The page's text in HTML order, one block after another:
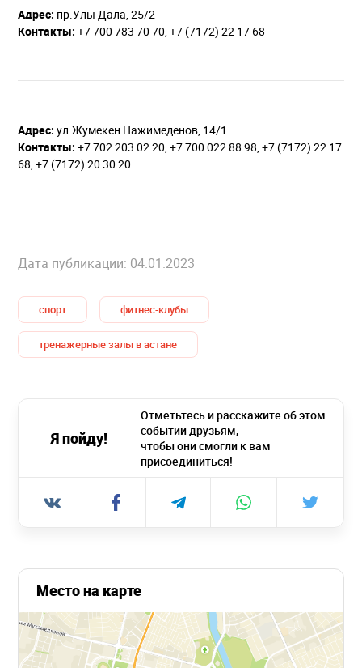
Адрес: пр.Улы Дала, 25/2
Контакты: +7 700 783 70 70, +7 (7172) 22 17 68
Адрес: ​ул.Жумекен Нажимеденов, 14/1
Контакты: +7 702 203 02 20, +7 700 022 88 98, +7 (7172) 22 17
68, +7 (7172) 20 30 20
Дата публикации: 04.01.2023
спорт фитнес-клубы
тренажерные залы в астане
Я пойду!
Отметьтесь и расскажите об этом
событии друзьям,
чтобы они смогли к вам
присоединиться!
Место на карте